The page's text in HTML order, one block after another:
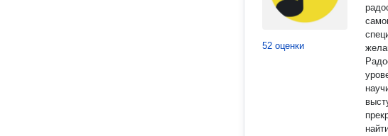
52 оценки
найти себя